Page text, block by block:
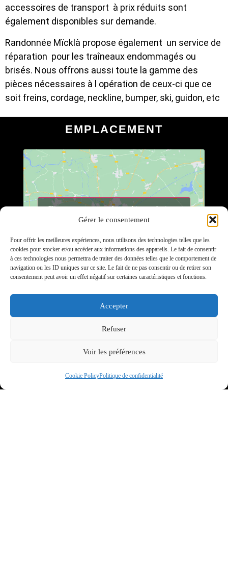
Gérer le consentement
Pour offrir les meilleures expériences, nous utilisons des technologies telles que les
cookies pour stocker et/ou accéder aux informations des appareils. Le fait de consentir
à ces technologies nous permettra de traiter des données telles que le comportement de
navigation ou les ID uniques sur ce site. Le fait de ne pas consentir ou de retirer son
consentement peut avoir un effet négatif sur certaines caractéristiques et fonctions.
Accepter
Refuser
Voir les préférences
Cookie PolicyPolitique de confidentialité
accessoires de transport à prix réduits sont
également disponibles sur demande.
Randonnée Mïcklà propose également un service de
réparation pour les traîneaux endommagés ou
brisés. Nous offrons aussi toute la gamme des
pièces nécessaires à l opération de ceux-ci que ce
soit freins, cordage, neckline, bumper, ski, guidon, etc
EMPLACEMENT
Cliquez pour accepter les cookies marketing et
activer ce contenu
SERVICES